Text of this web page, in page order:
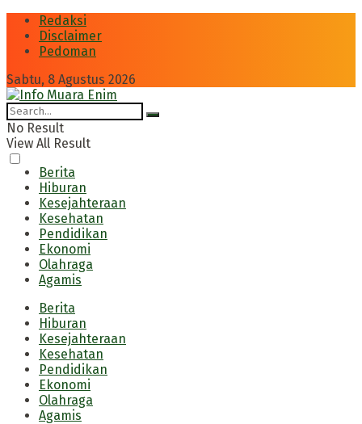
Redaksi
Disclaimer
Pedoman
Sabtu, 8 Agustus 2026
No Result
View All Result
Berita
Hiburan
Kesejahteraan
Kesehatan
Pendidikan
Ekonomi
Olahraga
Agamis
Berita
Hiburan
Kesejahteraan
Kesehatan
Pendidikan
Ekonomi
Olahraga
Agamis